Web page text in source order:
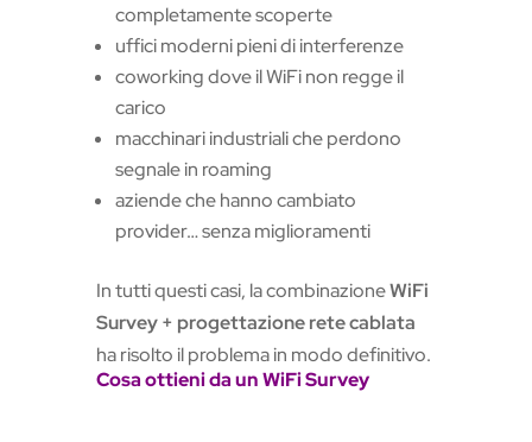
completamente scoperte
uffici moderni pieni di interferenze
coworking dove il WiFi non regge il
carico
macchinari industriali che perdono
segnale in roaming
aziende che hanno cambiato
provider… senza miglioramenti
In tutti questi casi, la combinazioneWiFi
Survey + progettazione rete cablata
ha risolto il problema in modo definitivo.
Cosa ottieni da un WiFi Survey